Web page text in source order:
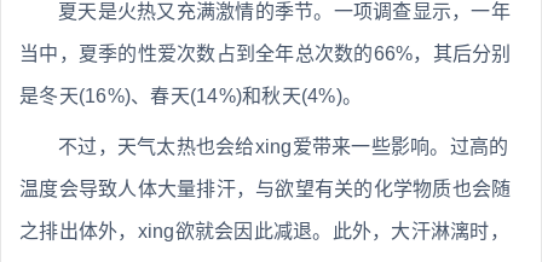
夏天是火热又充满激情的季节。一项调查显示，一年
当中，夏季的性爱次数占到全年总次数的66%，其后分别
是冬天(16%)、春天(14%)和秋天(4%)。
不过，天气太热也会给xing爱带来一些影响。过高的
温度会导致人体大量排汗，与欲望有关的化学物质也会随
之排出体外，xing欲就会因此减退。此外，大汗淋漓时，